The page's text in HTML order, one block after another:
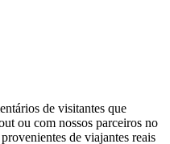
de visitantes que
ou com nossos parceiros no
de viajantes reais